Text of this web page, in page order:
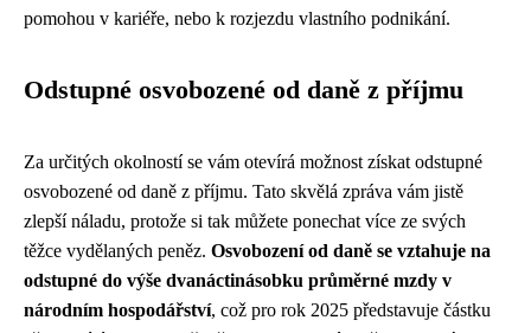
pomohou v kariéře, nebo k rozjezdu vlastního podnikání.
Odstupné osvobozené od daně z příjmu
Za určitých okolností se vám otevírá možnost získat odstupné
osvobozené od daně z příjmu. Tato skvělá zpráva vám jistě
zlepší náladu, protože si tak můžete ponechat více ze svých
těžce vydělaných peněz. Osvobození od daně se vztahuje na
odstupné do výše dvanáctinásobku průměrné mzdy v
národním hospodářství, což pro rok 2025 představuje částku